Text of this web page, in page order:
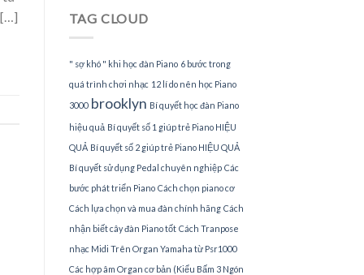
[…]
TAG CLOUD
" sợ khó " khi học đàn Piano 6 bước trong
quá trình chơi nhạc 12 lí do nên học Piano
3000 brooklyn Bí quyết học đàn Piano
hiệu quả Bí quyết số 1 giúp trẻ Piano HIỆU
QUẢ Bí quyết số 2 giúp trẻ Piano HIỆU QUẢ
Bí quyết sử dụng Pedal chuyên nghiệp Các
bước phát triển Piano Cách chọn piano cơ
Cách lựa chọn và mua đàn chính hãng Cách
nhận biết cây đàn Piano tốt Cách Tranpose
nhạc Midi Trên Organ Yamaha từ Psr1000
Các hợp âm Organ cơ bản (Kiểu Bấm 3 Ngón